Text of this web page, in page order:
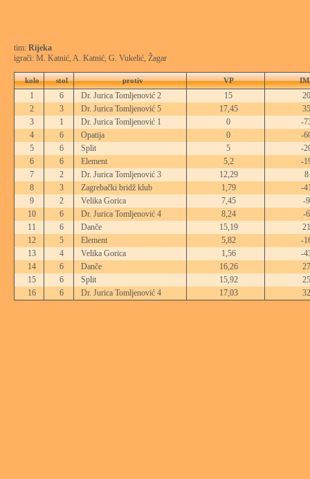
tim: Rijeka
igrači: M. Katnić, A. Katnić, G. Vukelić, Žagar
kolo stol protiv VP
1 6 Dr. Jurica Tomljenović 2 15
20
2
3 Dr. Jurica Tomljenović 5 17,45
35
3
1 Dr. Jurica Tomljenović 1 0
-
4
6 Opatija 0
-
5
6 Split 5
-
6
6 Element 5,2
-
7
2 Dr. Jurica Tomljenović 3 12,29
8
8
3 Zagrebački bridž klub 1,79
-
9
2 Velika Gorica 7,45
-9
10
6 Dr. Jurica Tomljenović 4 8,24
-6
11
6 Danče 15,19
21
12
5 Element 5,82
-
13
4 Velika Gorica 1,56
-
14
6 Danče 16,26
27
15
6 Split 15,92
25
16
6 Dr. Jurica Tomljenović 4 17,03 32